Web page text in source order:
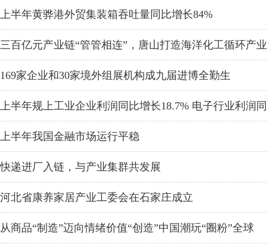
上半年黄骅港外贸集装箱吞吐量同比增长84%
三百亿元产业链“管管相连”，唐山打造海洋化工循环产
169家企业和30家境外组展机构成九届进博全勤生
上半年规上工业企业利润同比增长18.7% 电子行业利润
上半年我国金融市场运行平稳
快递进厂入链，与产业集群共发展
河北省康养家居产业工委会在石家庄成立
从商品“制造”迈向情绪价值“创造”中国潮玩“圈粉”全球